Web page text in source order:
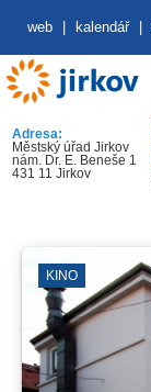
web kalendář
Adresa:
Městský úřad Jirkov
nám. Dr. E. Beneše 1
431 11 Jirkov
KINO